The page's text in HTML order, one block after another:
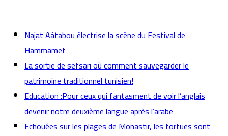
Najat Aâtabou électrise la scène du Festival de
Hammamet
La sortie de sefsari où comment sauvegarder le
patrimoine traditionnel tunisien!
Education :Pour ceux qui fantasment de voir l’anglais
devenir notre deuxième langue après l’arabe
Echouées sur les plages de Monastir, les tortues sont